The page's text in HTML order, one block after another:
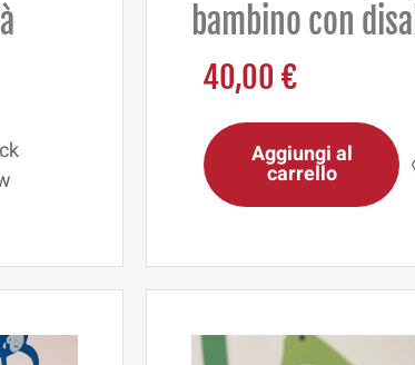
bambino con
40,00€
Aggiungi al
carrello